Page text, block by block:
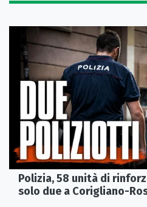
Polizia, 58 unità di
solo due a Corigliano-